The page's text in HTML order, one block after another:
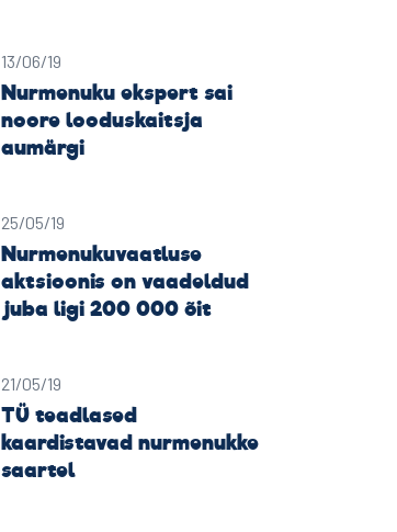
13/06/19
Nurmenuku ekspert sai
noore looduskaitsja
aumärgi
25/05/19
Nurmenukuvaatluse
aktsioonis on vaadeldud
juba ligi 200 000 õit
21/05/19
TÜ teadlased
kaardistavad nurmenukke
saartel